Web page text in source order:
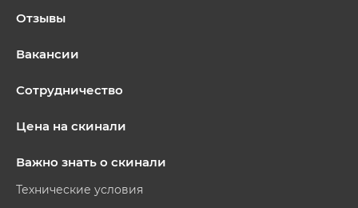
Отзывы
Вакансии
Сотрудничество
Цена на скинали
Важно знать о скинали
Технические условия